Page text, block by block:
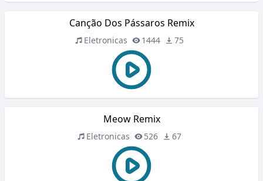
Canção Dos Pássaros Remix
Eletronicas 1444 75
Meow Remix
Eletronicas 526 67